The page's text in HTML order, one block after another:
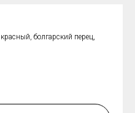
болгарский перец,